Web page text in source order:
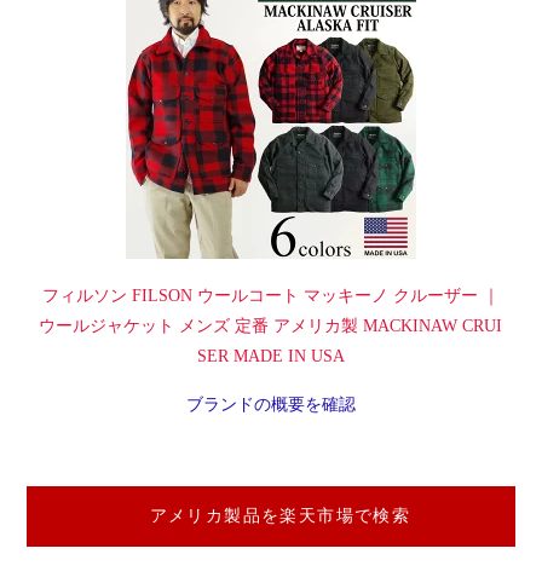
フィルソン FILSON ウールコート マッキーノ クルーザー ｜
ウールジャケット メンズ 定番 アメリカ製 MACKINAW CRUI
SER MADE IN USA
ブランドの概要を確認
アメリカ製品を楽天市場で検索